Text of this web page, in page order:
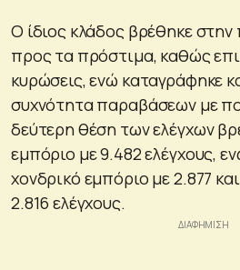
Ο ίδιος κλάδος βρέθηκε
προς τα πρόστιμα, καθώς
κυρώσεις, ενώ καταγράφηκε
συχνότητα παραβάσεων με
δεύτερη θέση των ελέγχων
εμπόριο με 9.482 ελέγχους,
χονδρικό εμπόριο με 2.877
2.816 ελέγχους.